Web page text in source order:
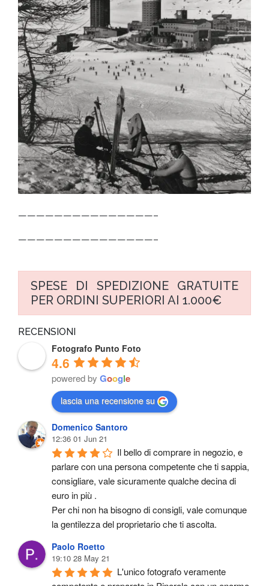
———————————————–
———————————————–
SPESE DI SPEDIZIONE GRATUITE
PER ORDINI SUPERIORI AI 1.000€
RECENSIONI
Fotografo Punto Foto
4.6
powered by Google
lascia una recensione su
Domenico Santoro
12:36 01 Jun 21
Il bello di comprare in negozio, e
parlare con una persona competente che ti sappia,
consigliare, vale sicuramente qualche decina di
euro in più .
Per chi non ha bisogno di consigli, vale comunque
la gentilezza del proprietario che ti ascolta.
Paolo Roetto
19:10 28 May 21
L'unico fotografo veramente